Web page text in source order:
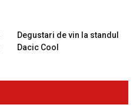
Degustari de vin la standul
Dacic Cool